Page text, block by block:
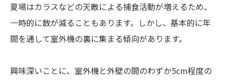
夏場はカラスなどの天敵による捕食活動が増えるため、
一時的に数が減ることもあります。しかし、基本的に年
間を通して室外機の裏に集まる傾向があります。
興味深いことに、室外機と外壁の間のわずか5cm程度の